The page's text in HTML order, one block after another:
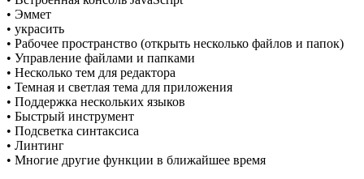
• Эммет
• украсить
• Рабочее пространство (открыть несколько файлов и папок)
• Управление файлами и папками
• Несколько тем для редактора
• Темная и светлая тема для приложения
• Поддержка нескольких языков
• Быстрый инструмент
• Подсветка синтаксиса
• Линтинг
• Многие другие функции в ближайшее время